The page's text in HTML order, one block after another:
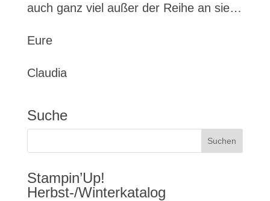
auch ganz viel außer der Reihe an sie…
Eure
Claudia
Suche
Stampin’Up!
Herbst-/Winterkatalog